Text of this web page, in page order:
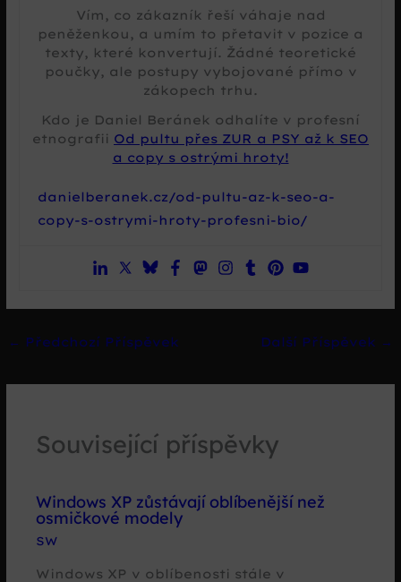
Vím, co zákazník řeší váhaje nad
peněženkou, a umím to přetavit v pozice a
texty, které konvertují. Žádné teoretické
poučky, ale postupy vybojované přímo v
zákopech trhu.
Kdo je Daniel Beránek odhalíte v profesní
etnografii Od pultu přes ZUR a PSY až k SEO
a copy s ostrými hroty!
danielberanek.cz/od-pultu-az-k-seo-a-
copy-s-ostrymi-hroty-profesni-bio/
← Předchozí Příspěvek Další Příspěvek →
Související příspěvky
Windows XP zůstávají oblíbenější než
osmičkové modely
SW
Windows XP v oblíbenosti stále v